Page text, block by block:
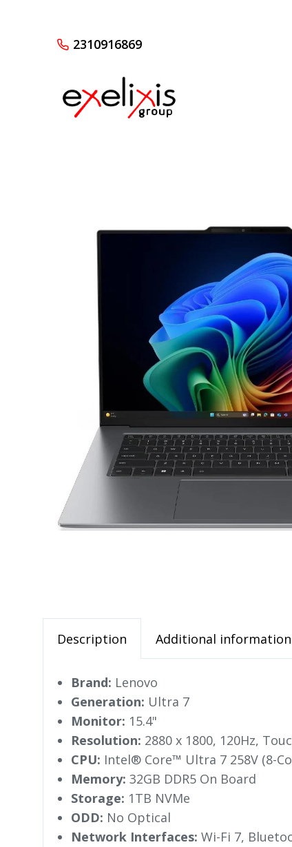
2310916869
Description Additional information
Brand: Lenovo
Generation: Ultra 7
Monitor: 15.4"
Resolution: 2880 x 1800, 120Hz,
CPU: Intel® Core™ Ultra 7 258V (8-
Memory: 32GB DDR5 On Board
Storage: 1TB NVMe
ODD: No Optical
Network Interfaces: Wi-Fi 7,